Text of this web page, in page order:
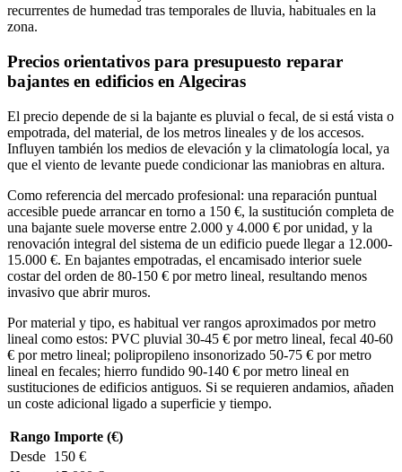
recurrentes de humedad tras temporales de lluvia, habituales en la
zona.
Precios orientativos para presupuesto reparar
bajantes en edificios en Algeciras
El precio depende de si la bajante es pluvial o fecal, de si está vista o
empotrada, del material, de los metros lineales y de los accesos.
Influyen también los medios de elevación y la climatología local, ya
que el viento de levante puede condicionar las maniobras en altura.
Como referencia del mercado profesional: una reparación puntual
accesible puede arrancar en torno a 150 €, la sustitución completa de
una bajante suele moverse entre 2.000 y 4.000 € por unidad, y la
renovación integral del sistema de un edificio puede llegar a 12.000-
15.000 €. En bajantes empotradas, el encamisado interior suele
costar del orden de 80-150 € por metro lineal, resultando menos
invasivo que abrir muros.
Por material y tipo, es habitual ver rangos aproximados por metro
lineal como estos: PVC pluvial 30-45 € por metro lineal, fecal 40-60
€ por metro lineal; polipropileno insonorizado 50-75 € por metro
lineal en fecales; hierro fundido 90-140 € por metro lineal en
sustituciones de edificios antiguos. Si se requieren andamios, añaden
un coste adicional ligado a superficie y tiempo.
Rango Importe (€)
Desde 150 €